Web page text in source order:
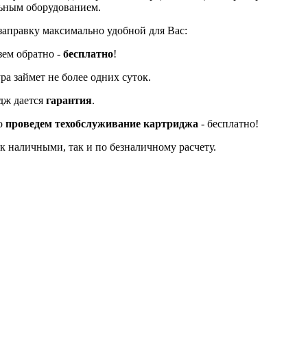
оборудованием.
максимально удобной для Вас:
обратно - бесплатно!
займет не более одних суток.
дается гарантия.
проведем техобслуживание картриджа - бесплатно!
наличными, так и по безналичному расчету.